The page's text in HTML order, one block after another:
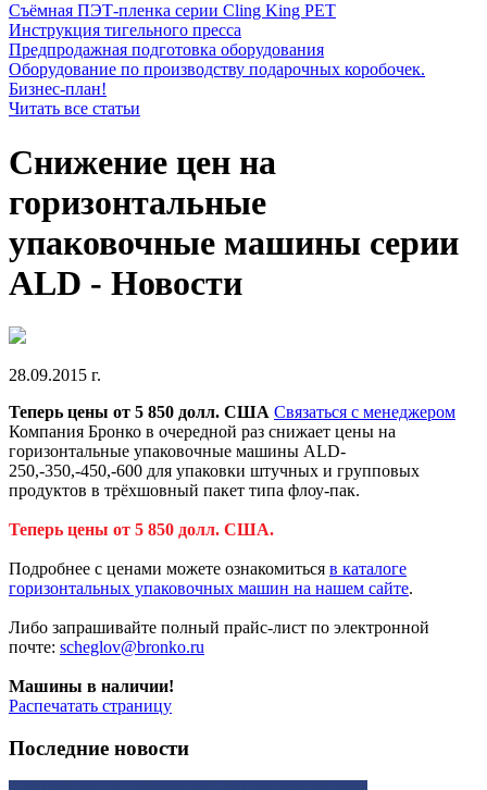
Съёмная ПЭТ-пленка серии Cling King PET
Инструкция тигельного пресса
Предпродажная подготовка оборудования
Оборудование по производству подарочных коробочек.
Бизнес-план!
Читать все статьи
Снижение цен на
горизонтальные
упаковочные машины серии
ALD - Новости
28.09.2015 г.
Теперь цены от 5 850 долл. США Связаться с менеджером
Компания Бронко в очередной раз снижает цены на
горизонтальные упаковочные машины ALD-
250,-350,-450,-600 для упаковки штучных и групповых
продуктов в трёхшовный пакет типа флоу-пак.
Теперь цены от 5 850 долл. США.
Подробнее с ценами можете ознакомиться в каталоге
горизонтальных упаковочных машин на нашем сайте.
Либо запрашивайте полный прайс-лист по электронной
почте: scheglov@bronko.ru
Машины в наличии!
Распечатать страницу
Последние новости